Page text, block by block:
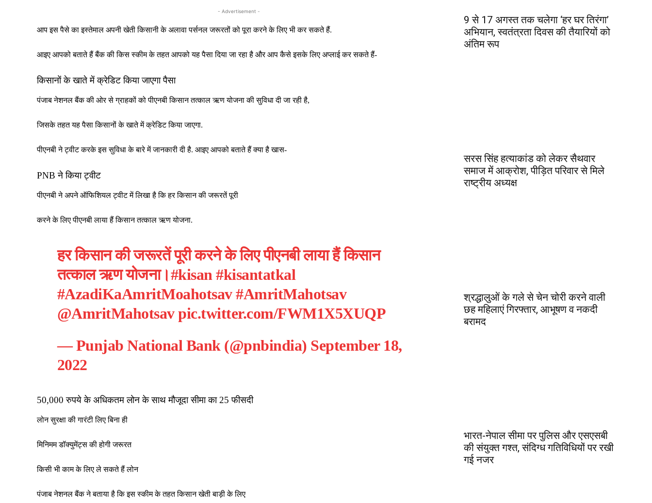
- Advertisement -
आप इस पैसे का इस्तेमाल अपनी खेती किसानी के अलावा पर्सनल जरूरतों को पूरा करने के लिए भी कर सकते हैं.
आइए आपको बताते हैं बैंक की किस स्कीम के तहत आपको यह पैसा दिया जा रहा है और आप कैसे इसके लिए अप्लाई कर सकते हैं-
किसानों के खाते में क्रेडिट किया जाएगा पैसा
पंजाब नेशनल बैंक की ओर से ग्राहकों को पीएनबी किसान तत्काल ऋण योजना की सुविधा दी जा रही है,
जिसके तहत यह पैसा किसानों के खाते में क्रेडिट किया जाएगा.
पीएनबी ने ट्वीट करके इस सुविधा के बारे में जानकारी दी है. आइए आपको बताते हैं क्या है खास-
PNB ने किया ट्वीट
पीएनबी ने अपने ऑफिशियल ट्वीट में लिखा है कि हर किसान की जरूरतें पूरी
करने के लिए पीएनबी लाया हैं किसान तत्काल ऋण योजना.
हर किसान की जरूरतें पूरी करने के लिए पीएनबी लाया हैं किसान
तत्काल ऋण योजना।#kisan #kisantatkal
#AzadiKaAmritMoahotsav #AmritMahotsav
@AmritMahotsav pic.twitter.com/FWM1X5XUQP
— Punjab National Bank (@pnbindia) September 18,
2022
50,000 रुपये के अधिकतम लोन के साथ मौजूदा सीमा का 25 फीसदी
लोन सुरक्षा की गारंटी लिए बिना ही
मिनिमम डॉक्युमेंट्स की होगी जरूरत
किसी भी काम के लिए ले सकते हैं लोन
पंजाब नेशनल बैंक ने बताया है कि इस स्कीम के तहत किसान खेती बाड़ी के लिए
9 से 17 अगस्त तक चलेगा ‘हर घर तिरंगा’
अभियान, स्वतंत्रता दिवस की तैयारियों को
अंतिम रूप
सरस सिंह हत्याकांड को लेकर सैथवार
समाज में आक्रोश, पीड़ित परिवार से मिले
राष्ट्रीय अध्यक्ष
श्रद्धालुओं के गले से चेन चोरी करने वाली
छह महिलाएं गिरफ्तार, आभूषण व नकदी
बरामद
भारत-नेपाल सीमा पर पुलिस और एसएसबी
की संयुक्त गश्त, संदिग्ध गतिविधियों पर रखी
गई नजर